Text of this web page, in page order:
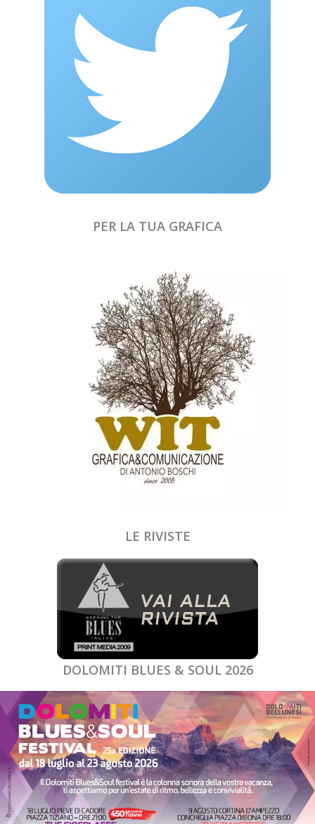
PER LA TUA GRAFICA
LE RIVISTE
DOLOMITI BLUES & SOUL 2026